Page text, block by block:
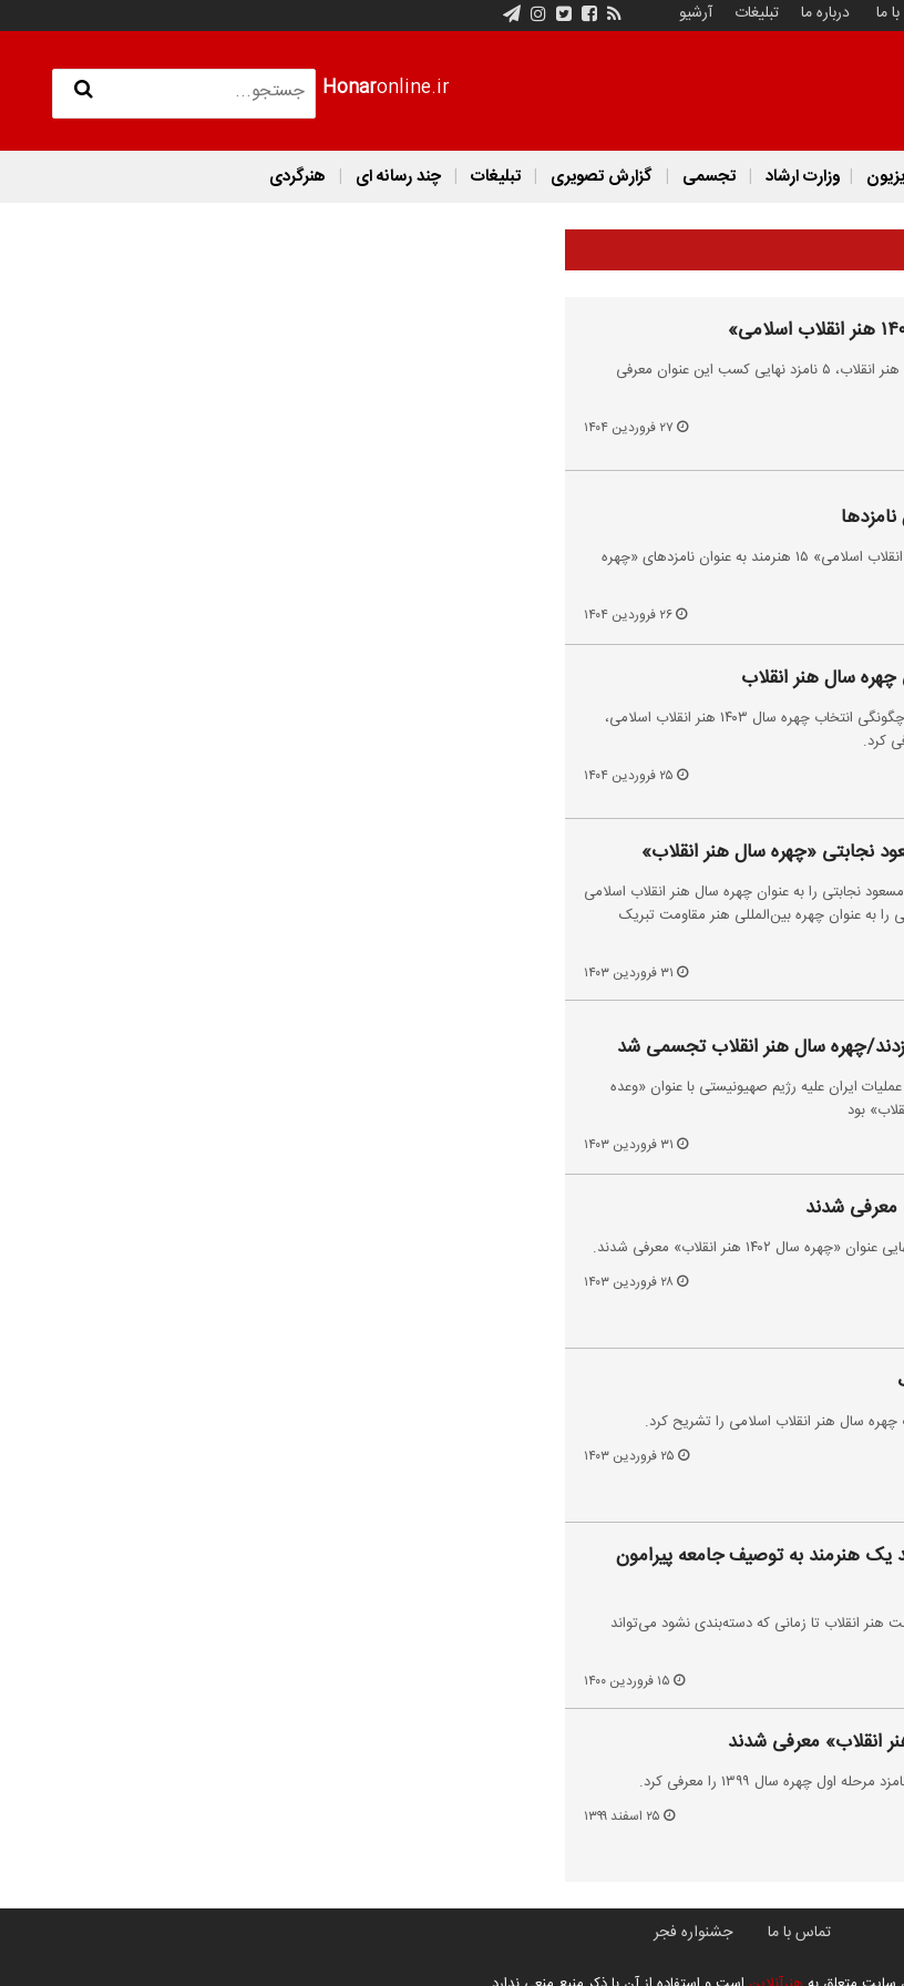
ما درباره ما تبلیغات آرشیو
Honaronline.ir
وزارت ارشاد تجسمی گزارش تصویری تبلیغات چند رسانه ای هنرگردی
با اعلام هیئت انتخاب نامزدهای نهایی چهره سال هنر انقلاب، ۵ نامزد نهایی کسب این عنوان معرفی
با اعلام هیئت انتخاب نامزدهای «چهره سال هنر انقلاب اسلامی» ۱۵ هنرمند به عنوان نامزدهای «چهره
۲۶ فروردین ۱۴۰۴
سال هنر انقلاب
دبیرخانه هفته هنر انقلاب اسلامی ضمن تشریح چگونگی انتخاب چهره سال ۱۴۰۳ هنر انقلاب اسلامی،
کرد.
نجابتی «چهره سال هنر انقلاب»
نجابتی را به عنوان چهره سال هنر انقلاب اسلامی
به عنوان چهره بین‌المللی هنر مقاومت تبریک
چهره سال هنر انقلاب تجسمی شد
ایران علیه رژیم صهیونیستی با عنوان «وعده
بود
معرفی شدند
هنر انقلاب» معرفی شدند.
سال هنر انقلاب اسلامی را تشریح کرد.
یک هنرمند به توصیف جامعه پیرامون
هنر انقلاب در سال ۹۹ معتقد است هنر انقلاب تا زمانی که دسته‌بندی نشود می‌تواند
انقلاب» معرفی شدند
تماس با ما جشنواره فجر